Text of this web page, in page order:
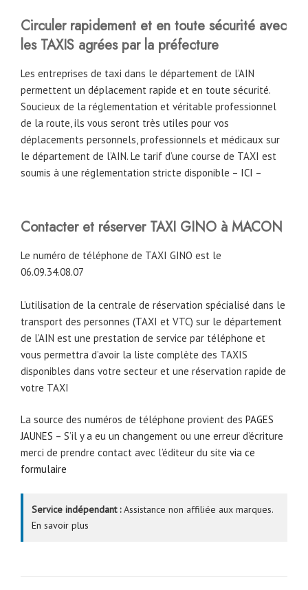
Circuler rapidement et en toute sécurité avec
les TAXIS agrées par la préfecture
Les entreprises de taxi dans le département de l’AIN
permettent un déplacement rapide et en toute sécurité.
Soucieux de la réglementation et véritable professionnel
de la route, ils vous seront très utiles pour vos
déplacements personnels, professionnels et médicaux sur
le département de l’AIN. Le tarif d’une course de TAXI est
soumis à une réglementation stricte disponible – ICI –
Contacter et réserver TAXI GINO à MACON
Le numéro de téléphone de TAXI GINO est le
06.09.34.08.07
L’utilisation de la centrale de réservation spécialisé dans le
transport des personnes (TAXI et VTC) sur le département
de l’AIN est une prestation de service par téléphone et
vous permettra d’avoir la liste complète des TAXIS
disponibles dans votre secteur et une réservation rapide de
votre TAXI
La source des numéros de téléphone provient des PAGES
JAUNES – S’il y a eu un changement ou une erreur d’écriture
merci de prendre contact avec l’éditeur du site via ce
formulaire
Service indépendant :Assistance non affiliée aux marques.
En savoir plus